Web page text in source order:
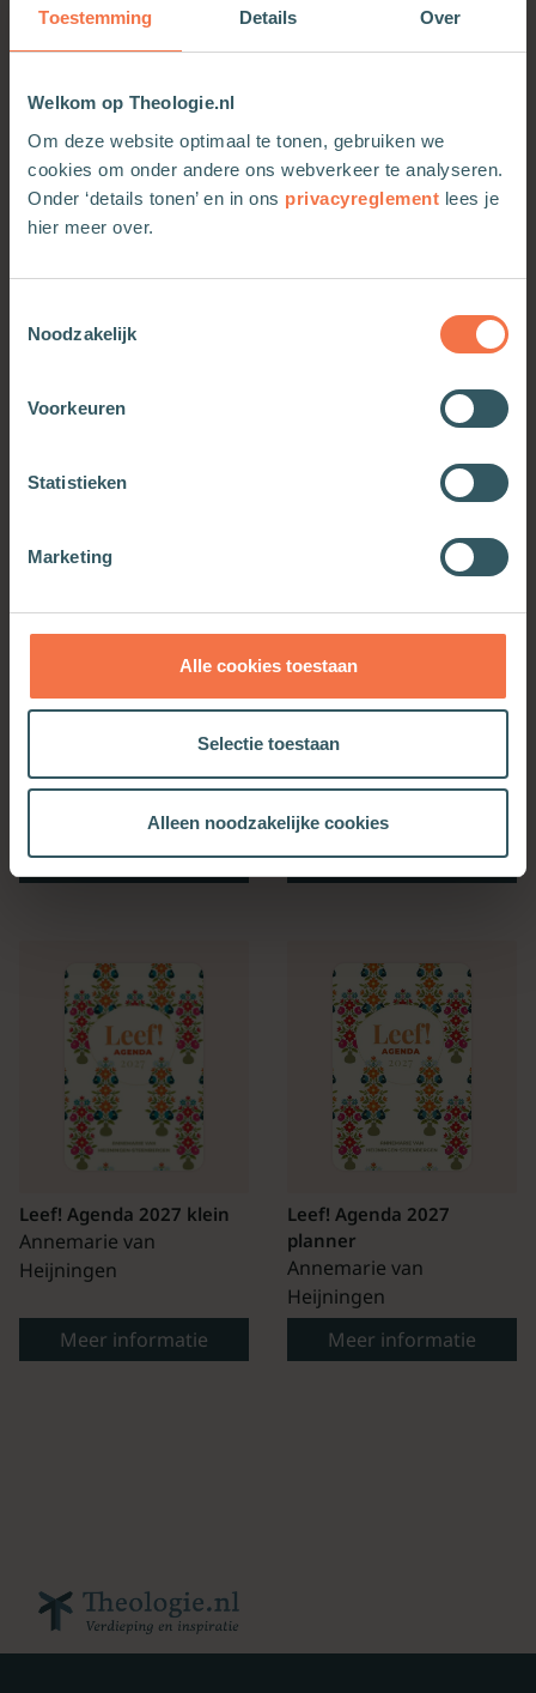
Toestemming Details Over
Welkom op Theologie.nl
Om deze website optimaal te tonen, gebruiken we
cookies om onder andere ons webverkeer te analyseren.
Onder ‘details tonen’ en in ons privacyreglement lees je
hier meer over.
Noodzakelijk
Voorkeuren
Statistieken
Marketing
Alle cookies toestaan
Selectie toestaan
Alleen noodzakelijke cookies
leesvraag, een te lezen bijbelgedeelte, een
biografie van de man die centraal staat, een
verdiepingsvraag die de tekst toepasbaar maakt
voor het leven nu en afsluitend dank- of
gebedspunten.
Bijbelse Dagkalender
Meer informatie
Kerkenwerkagenda 2027
Meer informatie
Leef! Agenda 2027 klein
Annemarie van
Heijningen
Meer informatie
Leef! Agenda 2027
planner
Annemarie van
Heijningen
Meer informatie